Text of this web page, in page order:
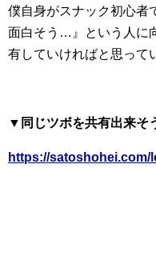
僕自身がスナック初心者
面白そう…』という人に
有していければと思って
▼同じツボを共有出来そ
https://satoshohei.com/